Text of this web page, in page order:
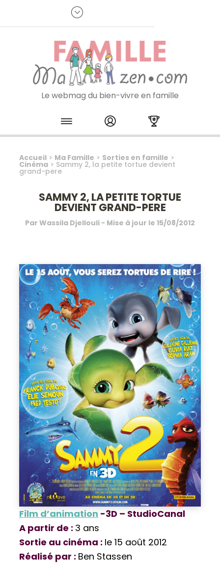
Je m'inscris à la newsletter
Le webmag du bien-vivre en famille
Skip to content
Accueil > Ma Famille > Sorties en famille >
Cinéma > Sammy 2, la petite tortue devient
grand-pere
SAMMY 2, LA PETITE TORTUE
DEVIENT GRAND-PERE
Par Wassila Djellouli - Mise à jour le 15/08/2012
Film d’animation -3D – StudioCanal
A partir de : 3 ans
Sortie au cinéma : le 15 août 2012
Réalisé par : Ben Stassen
Panneau de gestion des cookies